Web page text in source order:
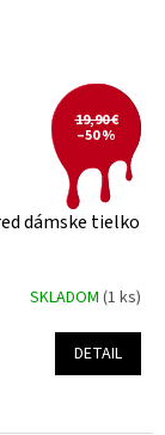
19,90 €
–50 %
dámske tielko
SKLADOM (1 ks)
DETAIL